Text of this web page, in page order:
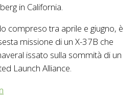
in California.
compreso tra aprile e giugno, è
missione di un X-37B che
issato sulla sommità di un
Launch Alliance.